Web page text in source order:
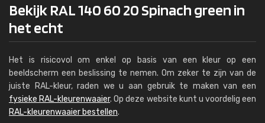
Bekijk RAL 140 60 20 Spinach green in
het echt
Het is risicovol om enkel op basis van een kleur op een
beeldscherm een beslissing te nemen. Om zeker te zijn van de
juiste RAL-kleur, raden we u aan gebruik te maken van een
fysieke RAL-kleurenwaaier. Op deze website kunt u voordelig een
RAL-kleurenwaaier bestellen.